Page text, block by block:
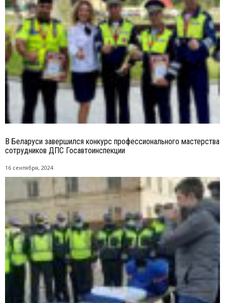
В Беларуси завершился конкурс профессионального мастерства
сотрудников ДПС Госавтоинспекции
16 сентября, 2024